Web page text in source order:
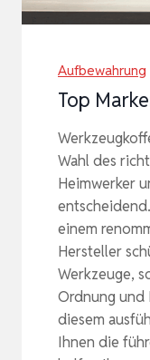
Aufbewahrung
Top
Wahl des
Heimwerker
einem
Hersteller
Werkzeuge,
Ordnung und
diesem
Ihnen die